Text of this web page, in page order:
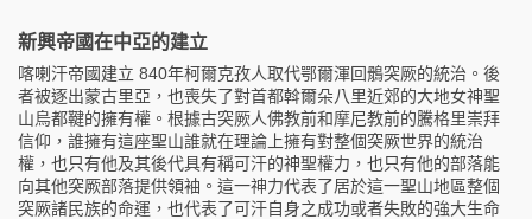
新興帝國在中亞的建立
喀喇汗帝國建立 840年柯爾克孜人取代鄂爾渾回鶻突厥的統治。後
者被逐出蒙古里亞，也喪失了對首都斡爾朵八里近郊的大地女神聖
山烏都鞬的擁有權。根據古突厥人佛教前和摩尼教前的騰格里崇拜
信仰，誰擁有這座聖山誰就在理論上擁有對整個突厥世界的統治
權，也只有他及其後代具有稱可汗的神聖權力，也只有他的部落能
向其他突厥部落提供領袖。這一神力代表了居於這一聖山地區整個
突厥諸民族的命運，也代表了可汗自身之成功或者失敗的強大生命